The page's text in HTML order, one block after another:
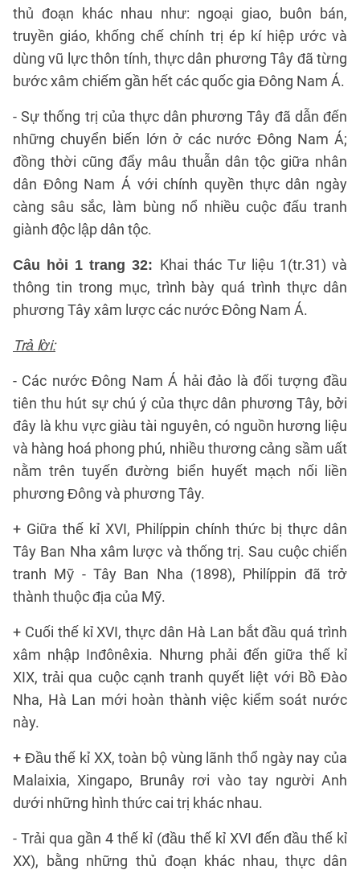
thủ đoạn khác nhau như: ngoại giao, buôn bán,
truyền giáo, khống chế chính trị ép kí hiệp ước và
dùng vũ lực thôn tính, thực dân phương Tây đã từng
bước xâm chiếm gần hết các quốc gia Đông Nam Á.
- Sự thống trị của thực dân phương Tây đã dẫn đến
những chuyển biến lớn ở các nước Đông Nam Á;
đồng thời cũng đẩy mâu thuẫn dân tộc giữa nhân
dân Đông Nam Á với chính quyền thực dân ngày
càng sâu sắc, làm bùng nổ nhiều cuộc đấu tranh
giành độc lập dân tộc.
Câu hỏi 1 trang 32: Khai thác Tư liệu 1(tr.31) và
thông tin trong mục, trình bày quá trình thực dân
phương Tây xâm lược các nước Đông Nam Á.
Trả lời:
- Các nước Đông Nam Á hải đảo là đối tượng đầu
tiên thu hút sự chú ý của thực dân phương Tây, bởi
đây là khu vực giàu tài nguyên, có nguồn hương liệu
và hàng hoá phong phú, nhiều thương cảng sầm uất
nằm trên tuyến đường biển huyết mạch nối liền
phương Đông và phương Tây.
+ Giữa thế kỉ XVI, Philíppin chính thức bị thực dân
Tây Ban Nha xâm lược và thống trị. Sau cuộc chiến
tranh Mỹ - Tây Ban Nha (1898), Philíppin đã trở
thành thuộc địa của Mỹ.
+ Cuối thế kỉ XVI, thực dân Hà Lan bắt đầu quá trình
xâm nhập Inđônêxia. Nhưng phải đến giữa thế kỉ
XIX, trải qua cuộc cạnh tranh quyết liệt với Bồ Đào
Nha, Hà Lan mới hoàn thành việc kiểm soát nước
này.
+ Đầu thế kỉ XX, toàn bộ vùng lãnh thổ ngày nay của
Malaixia, Xingapo, Brunây rơi vào tay người Anh
dưới những hình thức cai trị khác nhau.
- Trải qua gần 4 thế kỉ (đầu thế kỉ XVI đến đầu thế kỉ
XX), bằng những thủ đoạn khác nhau, thực dân